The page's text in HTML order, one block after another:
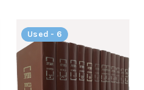
Used - 6